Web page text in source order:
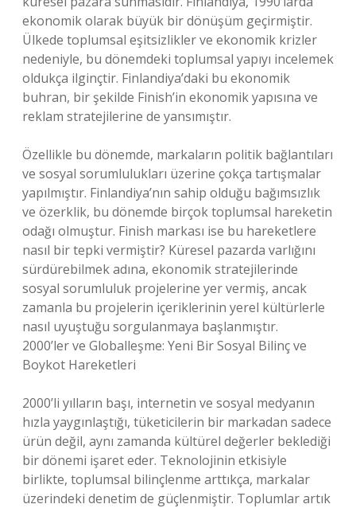
ekonomik olarak büyük bir dönüşüm geçirmiştir.
Ülkede toplumsal eşitsizlikler ve ekonomik krizler
nedeniyle, bu dönemdeki toplumsal yapıyı incelemek
oldukça ilginçtir. Finlandiya’daki bu ekonomik
buhran, bir şekilde Finish’in ekonomik yapısına ve
reklam stratejilerine de yansımıştır.
Özellikle bu dönemde, markaların politik bağlantıları
ve sosyal sorumlulukları üzerine çokça tartışmalar
yapılmıştır. Finlandiya’nın sahip olduğu bağımsızlık
ve özerklik, bu dönemde birçok toplumsal hareketin
odağı olmuştur. Finish markası ise bu hareketlere
nasıl bir tepki vermiştir? Küresel pazarda varlığını
sürdürebilmek adına, ekonomik stratejilerinde
sosyal sorumluluk projelerine yer vermiş, ancak
zamanla bu projelerin içeriklerinin yerel kültürlerle
nasıl uyuştuğu sorgulanmaya başlanmıştır.
2000’ler ve Globalleşme: Yeni Bir Sosyal Bilinç ve
Boykot Hareketleri
2000’li yılların başı, internetin ve sosyal medyanın
hızla yaygınlaştığı, tüketicilerin bir markadan sadece
ürün değil, aynı zamanda kültürel değerler beklediği
bir dönemi işaret eder. Teknolojinin etkisiyle
birlikte, toplumsal bilinçlenme arttıkça, markalar
üzerindeki denetim de güçlenmiştir. Toplumlar artık